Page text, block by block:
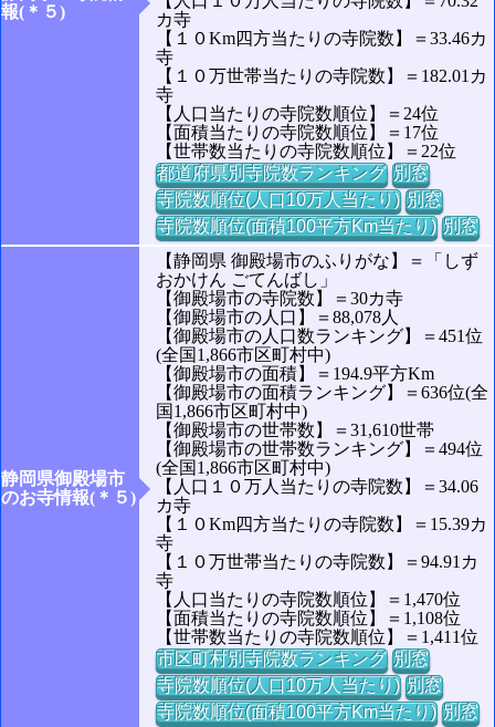
報(＊５)
カ寺
【１０Km四方当たりの寺院数】＝33.46カ
寺
【１０万世帯当たりの寺院数】＝182.01カ
寺
【人口当たりの寺院数順位】＝24位
【面積当たりの寺院数順位】＝17位
【世帯数当たりの寺院数順位】＝22位
都道府県別寺院数ランキング 別窓
寺院数順位(人口10万人当たり) 別窓
寺院数順位(面積100平方Km当たり) 別窓
静岡県御殿場市
のお寺情報(＊５)
【静岡県 御殿場市のふりがな】＝「しず
おかけん ごてんばし」
【御殿場市の寺院数】＝30カ寺
【御殿場市の人口】＝88,078人
【御殿場市の人口数ランキング】＝451位
(全国1,866市区町村中)
【御殿場市の面積】＝194.9平方Km
【御殿場市の面積ランキング】＝636位(全
国1,866市区町村中)
【御殿場市の世帯数】＝31,610世帯
【御殿場市の世帯数ランキング】＝494位
(全国1,866市区町村中)
【人口１０万人当たりの寺院数】＝34.06
カ寺
【１０Km四方当たりの寺院数】＝15.39カ
寺
【１０万世帯当たりの寺院数】＝94.91カ
寺
【人口当たりの寺院数順位】＝1,470位
【面積当たりの寺院数順位】＝1,108位
【世帯数当たりの寺院数順位】＝1,411位
市区町村別寺院数ランキング 別窓
寺院数順位(人口10万人当たり) 別窓
寺院数順位(面積100平方Km当たり) 別窓